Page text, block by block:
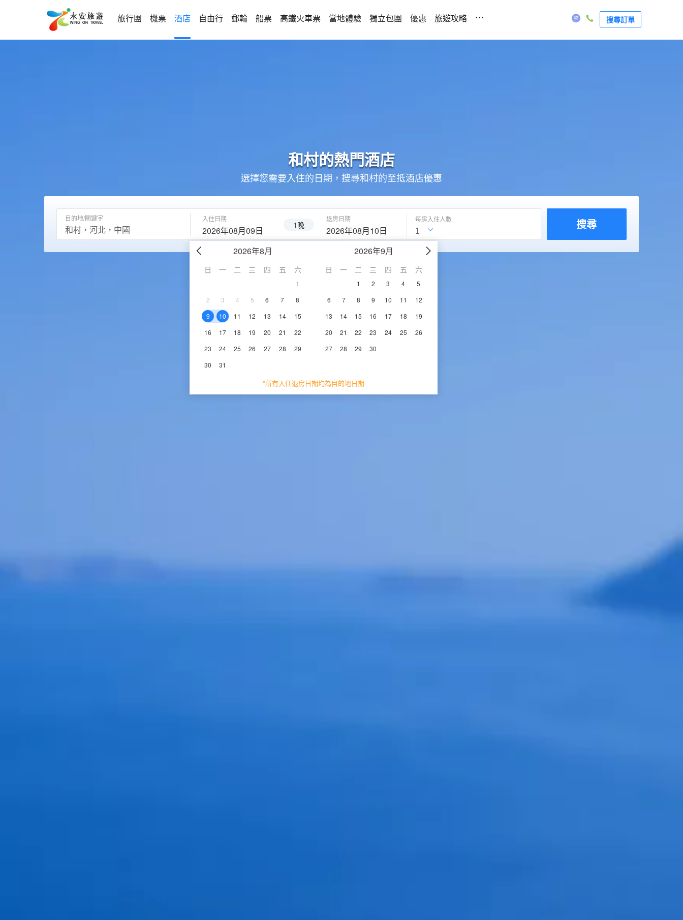
旅行團 機票 酒店 自由行 郵輪 船票 高鐵火車票 當地體驗 獨立包團 優惠 旅遊攻略 ... 搜尋訂單
和村的熱門酒店
選擇您需要入住的日期，搜尋和村的至抵酒店優惠
目的地/關鍵字 入住日期
2026年08月09日 1晚
退房日期
2026年08月10日
2026年8月
日 一 二 三 四 五 六
1
2
3 4 5 6 7
8
9
10 11 12 13 14
15
16
17 18 19 20 21
22
23
24 25 26 27 28
29
30
31
2026年9月
日 一 二 三 四 五 六
1 2 3 4
5
6
7 8 9 10 11
12
13
14 15 16 17 18
19
20
21 22 23 24 25
26
27
28 29 30
*所有入住退房日期均為目的地日期
每房入住人數 搜尋